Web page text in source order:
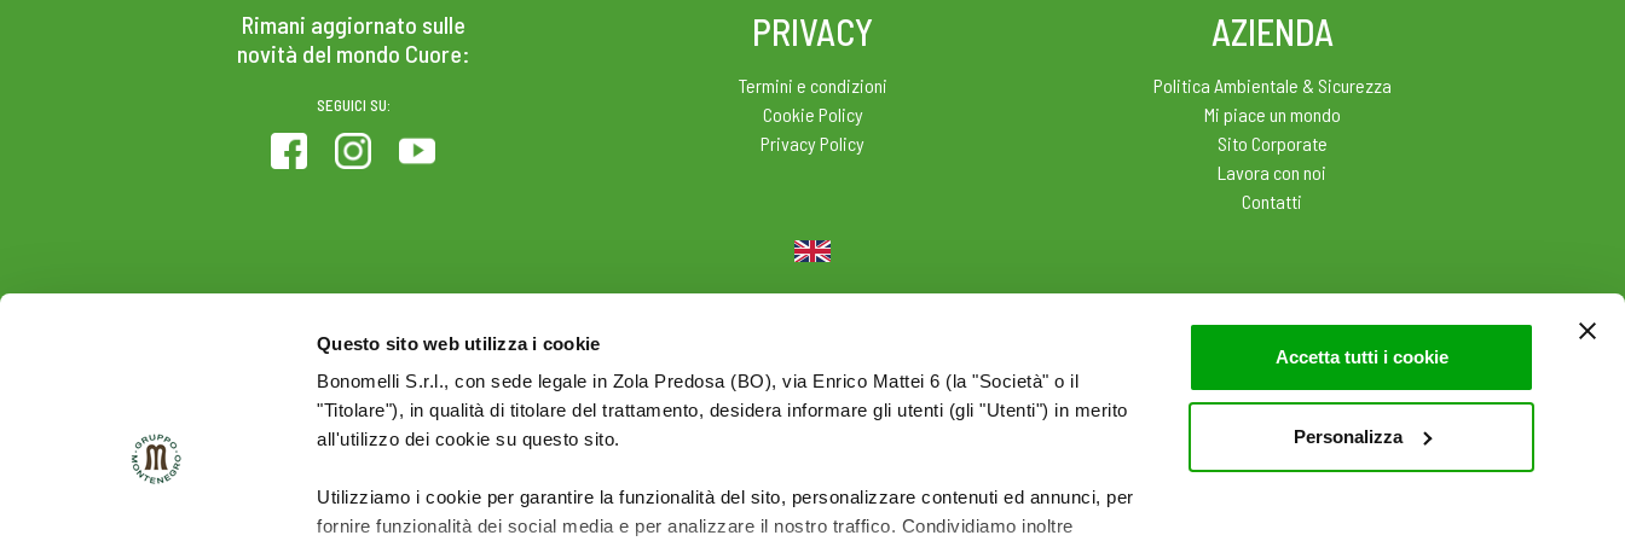
Questo sito web utilizza i cookie
Bonomelli S.r.l., con sede legale in Zola Predosa (BO), via Enrico Mattei 6 (la "Società" o il
"Titolare"), in qualità di titolare del trattamento, desidera informare gli utenti (gli "Utenti") in merito
all'utilizzo dei cookie su questo sito.
Utilizziamo i cookie per garantire la funzionalità del sito, personalizzare contenuti ed annunci, per
fornire funzionalità dei social media e per analizzare il nostro traffico. Condividiamo inoltre
Accetta tutti i cookie
Personalizza
Rimani aggiornato sulle
novità del mondo Cuore:
SEGUICI SU:
PRIVACY
Termini e condizioni
Cookie Policy
Privacy Policy
AZIENDA
Politica Ambientale & Sicurezza
Mi piace un mondo
Sito Corporate
Lavora con noi
Contatti